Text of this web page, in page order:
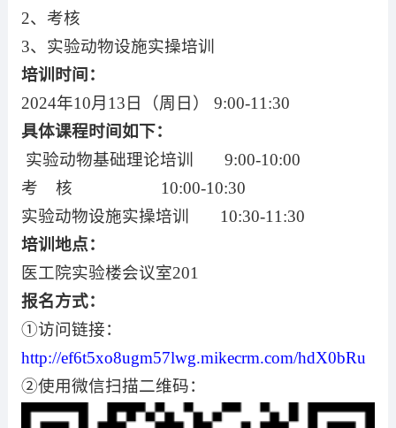
2、考核
3、实验动物设施实操培训
培训时间：
2024年10月 13 日（周日）
9:00-11:30
具体课程时间如下：
实验动物基础理论培训
9:00-10:00
考
核 10:00-10:30
实验动物设施实操培训
10:30-11:30
培训地点：
医工院实验楼会议室201
报名方式：
①访问链接：
http://ef6t5xo8ugm57lwg.mikecrm.com/hdX0bRu
②使用微信扫描二维码：